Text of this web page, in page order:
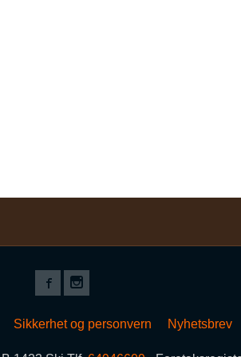
Sikkerhet og personvern Nyhetsbrev